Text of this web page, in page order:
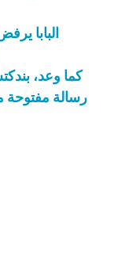
البابا
كما وعد،
رسالة مفتوحة